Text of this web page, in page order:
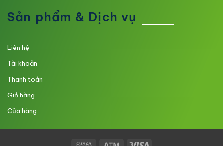
Sản phẩm & Dịch vụ
Liên hệ
Tài khoản
Thanh toán
Giỏ hàng
Cửa hàng